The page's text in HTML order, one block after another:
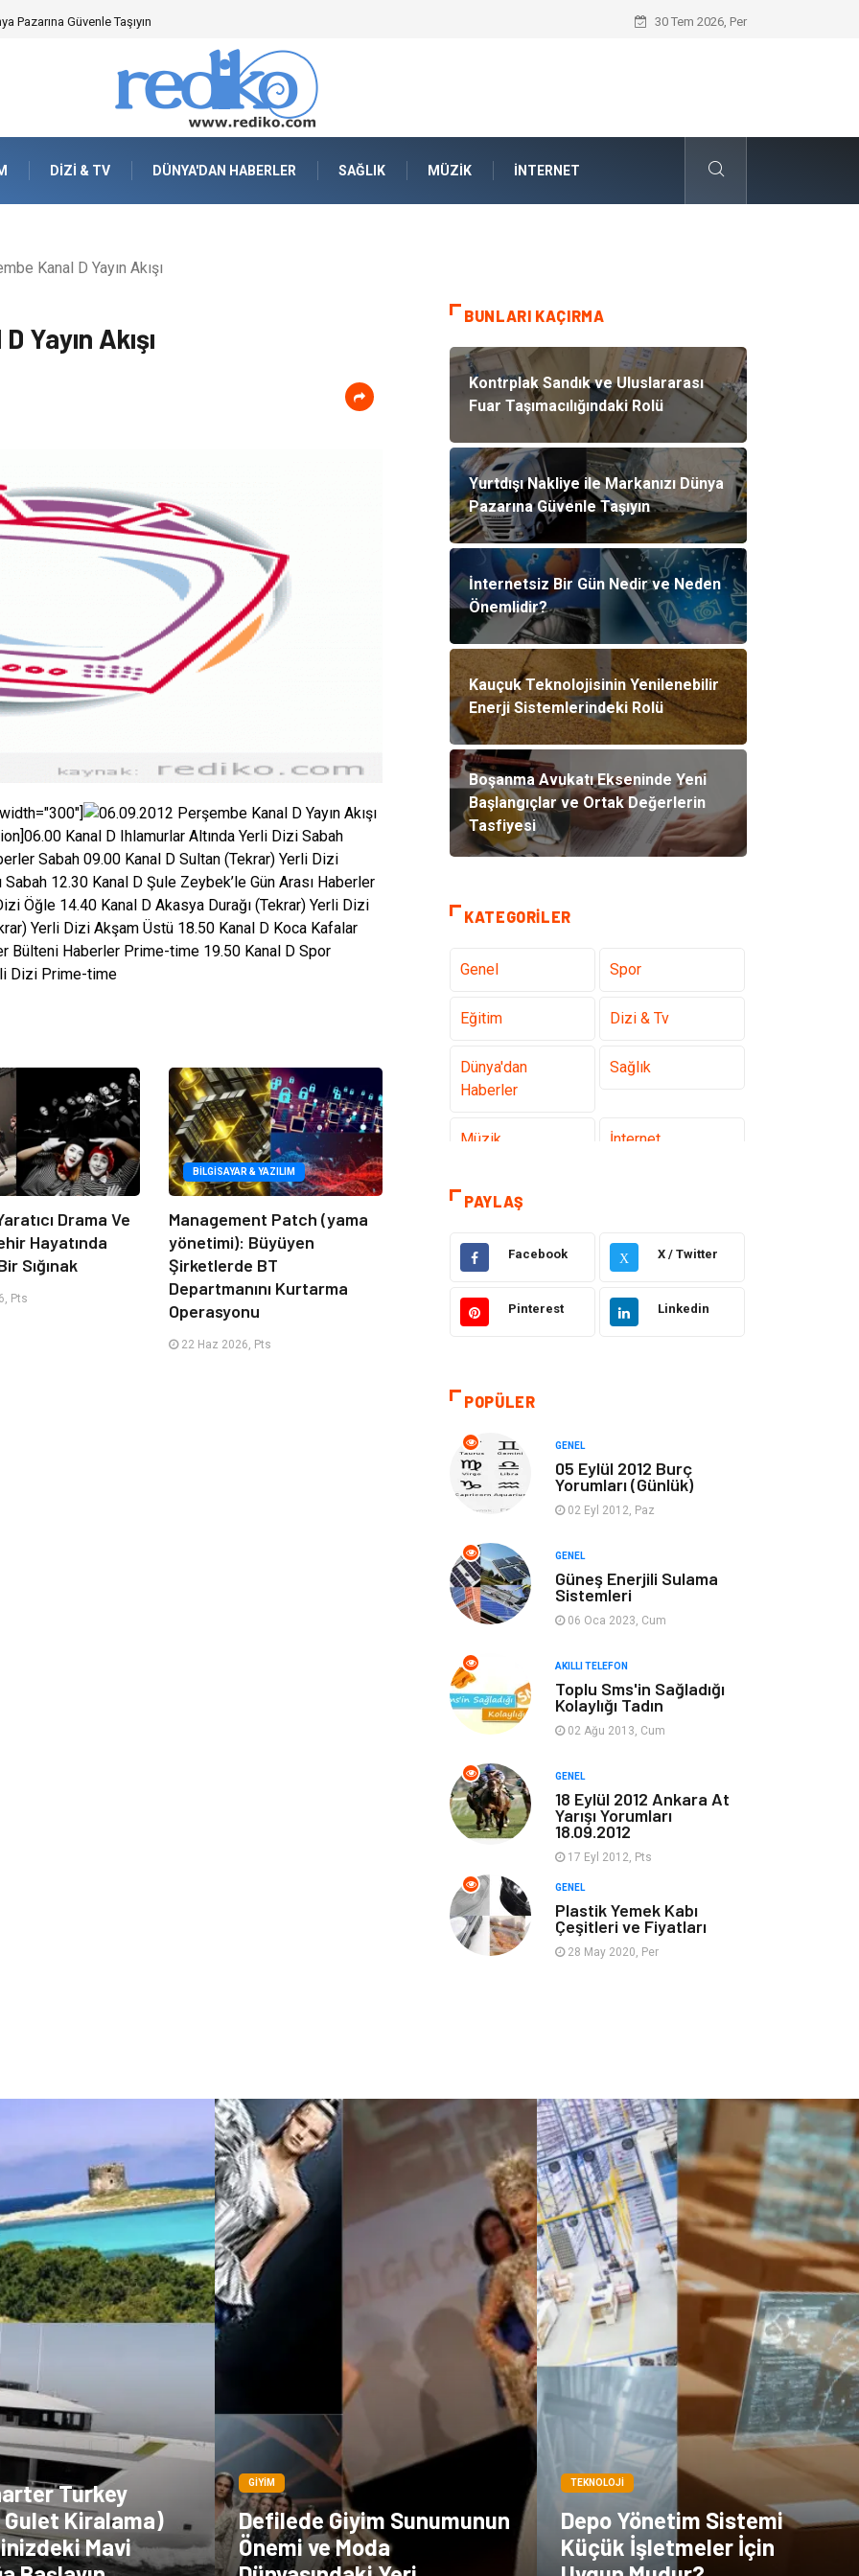
Pazarına Güvenle Taşıyın İnternetsiz Bir Gün Nedir ve Neden
30 Tem 2026, Per
DIZI & TV DÜNYA'DAN HABERLER SAĞLIK MÜZIK İNTERNET
Kanal D Yayın Akışı
Yayın Akışı
Kanal D Ihlamurlar Altında Yerli Dizi Sabah
Sabah 09.00 Kanal D Sultan (Tekrar) Yerli Dizi
12.30 Kanal D Şule Zeybek’le Gün Arası Haberler
Öğle 14.40 Kanal D Akasya Durağı (Tekrar) Yerli Dizi
Yerli Dizi Akşam Üstü 18.50 Kanal D Koca Kafalar
Bülteni Haberler Prime-time 19.50 Kanal D Spor
Dizi Prime-time
Drama Ve
Hayatında
Sığınak
Pts
BILGISAYAR & YAZILIM
Management Patch (yama
yönetimi): Büyüyen
Şirketlerde BT
Departmanını Kurtarma
Operasyonu
22 Haz 2026, Pts
BUNLARI KAÇIRMA
Kontrplak Sandık ve Uluslararası
Fuar Taşımacılığındaki Rolü
Yurtdışı Nakliye ile Markanızı Dünya
Pazarına Güvenle Taşıyın
İnternetsiz Bir Gün Nedir ve Neden
Önemlidir?
Kauçuk Teknolojisinin Yenilenebilir
Enerji Sistemlerindeki Rolü
Boşanma Avukatı Ekseninde Yeni
Başlangıçlar ve Ortak Değerlerin
Tasfiyesi
KATEGORILER
Genel Spor
Eğitim Dizi & Tv
Dünya'dan
Haberler
Sağlık
Müzik İnternet
Ülkemizden
Haberler
Teknoloji Kültür ve Sanat
Akıllı Telefon Yaşam
Ekonomi
Elektrik Elektronik
Tanıtıcı Reklam Alışveriş
Hukuk
Dekorasyon Tatil
Makine
Yazılım
Güzellik & Bakım Magazin Dünyası
Organizasyon
Hizmet Otomotiv
Bebek Giyim
PAYLAŞ
Facebook X X / Twitter
Pinterest Linkedin
POPÜLER
GENEL
05 Eylül 2012 Burç
Yorumları (Günlük)
02 Eyl 2012, Paz
GENEL
Güneş Enerjili Sulama
Sistemleri
06 Oca 2023, Cum
AKILLI TELEFON
Toplu Sms'in Sağladığı
Kolaylığı Tadın
02 Ağu 2013, Cum
GENEL
18 Eylül 2012 Ankara At
Yarışı Yorumları
18.09.2012
17 Eyl 2012, Pts
GENEL
Plastik Yemek Kabı
Çeşitleri ve Fiyatları
28 May 2020, Per
Turkey
Kiralama)
Mavi
GIYIM
Defilede Giyim Sunumunun
Önemi ve Moda
TEKNOLOJI
Depo Yönetim Sistemi
Küçük İşletmeler İçin